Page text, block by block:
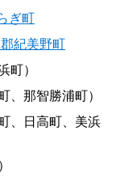
ぎ町
紀美野町
町）
、那智勝浦町）
、日高町、美浜